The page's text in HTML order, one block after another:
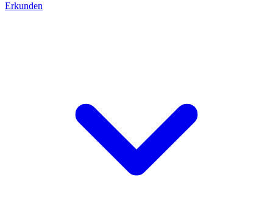
Erkunden